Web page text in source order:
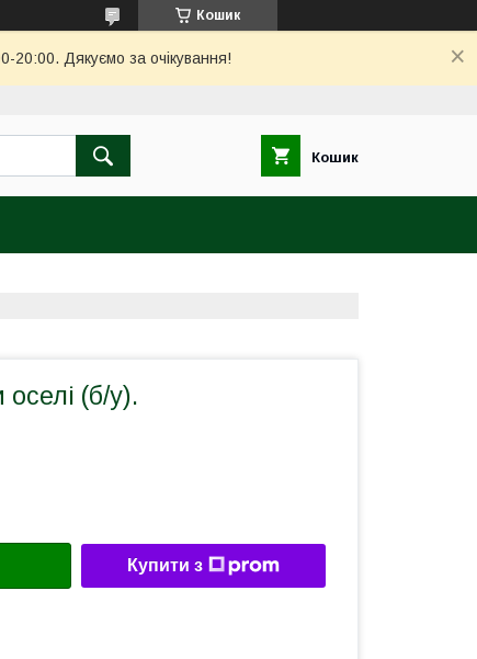
Кошик
Дякуємо за очікування!
Кошик
(б/у).
Купити з